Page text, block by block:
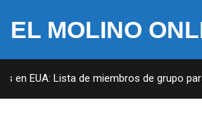
EL MOLINO
en EUA: Lista de miembros de grupo